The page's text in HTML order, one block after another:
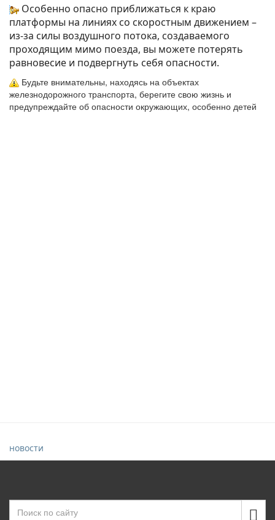
Особенно опасно приближаться к краю
платформы на линиях со скоростным движением –
из-за силы воздушного потока, создаваемого
проходящим мимо поезда, вы можете потерять
равновесие и подвергнуть себя опасности.
Будьте внимательны, находясь на объектах
железнодорожного транспорта, берегите свою жизнь и
предупреждайте об опасности окружающих, особенно детей
новости